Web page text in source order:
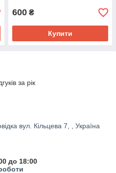
600 ₴
Купити
за рік
вул. Кільцева 7, , Україна
до 18:00